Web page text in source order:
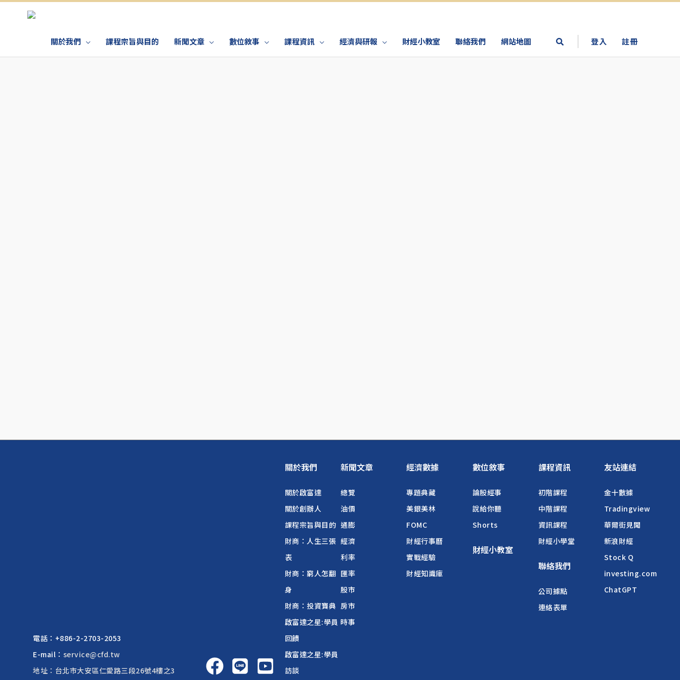
關於我們 課程宗旨與目的 新聞文章 數位敘事 課程資訊 經濟與研報 財經小教室 聯絡我們 網站地圖 登入 註冊
電話： +886-2-2703-2053
E-mail： service@cfd.tw
地址：台北市大安區仁愛路三段26號4樓之3
關於我們
關於啟富達
關於創辦人
課程宗旨與目的
財商：人生三張
表
財商：窮人怎翻
身
財商：投資寶典
啟富達之星:學員
回饋
啟富達之星:學員
訪談
新聞文章
總覽
油價
通膨
經濟
利率
匯率
股市
房市
時事
經濟數據
專題典藏
美銀美林
FOMC
財經行事曆
實戰經驗
財經知識庫
數位敘事
論股經事
說給你聽
Shorts
財經小教室
課程資訊
初階課程
中階課程
資訊課程
財經小學堂
聯絡我們
公司據點
連絡表單
友站連結
金十數據
Tradingview
華爾街見聞
新浪財經
Stock Q
investing.com
ChatGPT